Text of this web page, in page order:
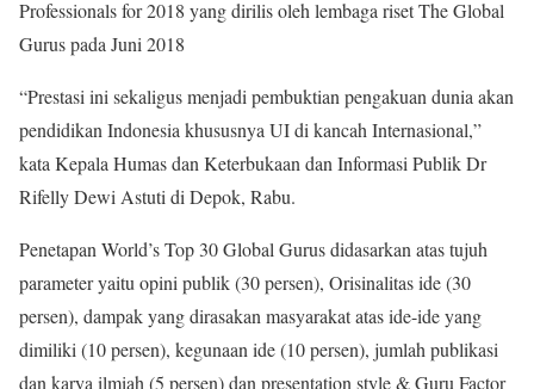
Professionals for 2018 yang dirilis oleh lembaga riset The Global
Gurus pada Juni 2018
“Prestasi ini sekaligus menjadi pembuktian pengakuan dunia akan
pendidikan Indonesia khususnya UI di kancah Internasional,”
kata Kepala Humas dan Keterbukaan dan Informasi Publik Dr
Rifelly Dewi Astuti di Depok, Rabu.
Penetapan World’s Top 30 Global Gurus didasarkan atas tujuh
parameter yaitu opini publik (30 persen), Orisinalitas ide (30
persen), dampak yang dirasakan masyarakat atas ide-ide yang
dimiliki (10 persen), kegunaan ide (10 persen), jumlah publikasi
dan karya ilmiah (5 persen) dan presentation style & Guru Factor